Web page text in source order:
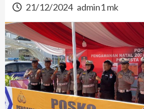
21/12/2024 admin1 mk